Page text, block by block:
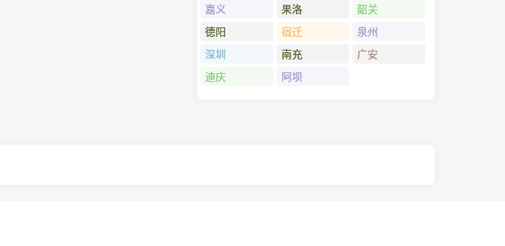
嘉义
果洛
韶关
德阳
宿迁
泉州
深圳
南充
广安
迪庆
阿坝